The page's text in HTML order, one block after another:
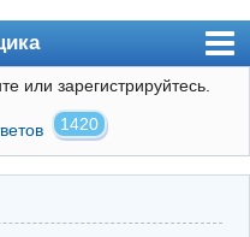
или зарегистрируйтесь.
1420